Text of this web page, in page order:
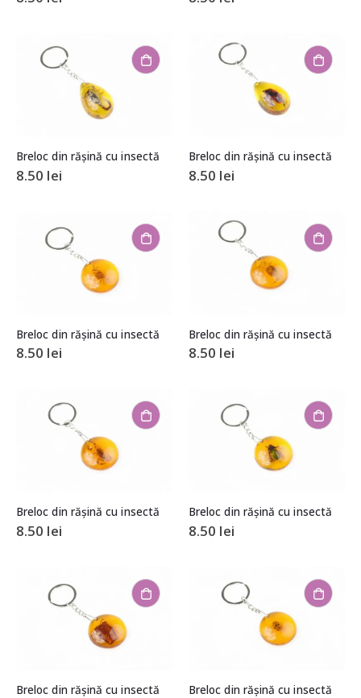
Breloc din rășină cu insectă
8.50 lei
Breloc din rășină cu insectă
8.50 lei
Breloc din rășină cu insectă
8.50 lei
Breloc din rășină cu insectă
8.50 lei
Breloc din rășină cu insectă
8.50 lei
Breloc din rășină cu insectă
8.50 lei
Breloc din rășină cu insectă Breloc din rășină cu insectă